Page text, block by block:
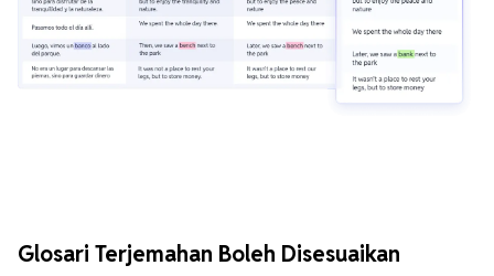
Glosari Terjemahan Boleh Disesuaikan